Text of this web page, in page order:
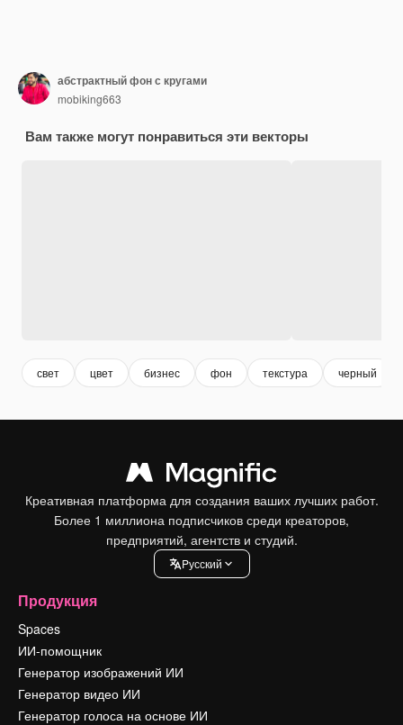
абстрактный фон с кругами
mobiking663
Вам также могут понравиться эти векторы
свет цвет бизнес фон текстура черный
Креативная платформа для создания ваших лучших работ.
Более 1 миллиона подписчиков среди креаторов,
предприятий, агентств и студий.
Pусский
Продукция
Spaces
ИИ-помощник
Генератор изображений ИИ
Генератор видео ИИ
Генератор голоса на основе ИИ